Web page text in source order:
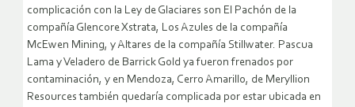
complicación con la Ley de Glaciares son El Pachón de la
compañía Glencore Xstrata, Los Azules de la compañía
McEwen Mining, y Altares de la compañía Stillwater. Pascua
Lama y Veladero de Barrick Gold ya fueron frenados por
contaminación, y en Mendoza, Cerro Amarillo, de Meryllion
Resources también quedaría complicada por estar ubicada en